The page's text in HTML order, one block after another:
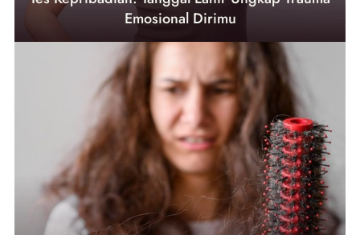
Emosional Dirimu